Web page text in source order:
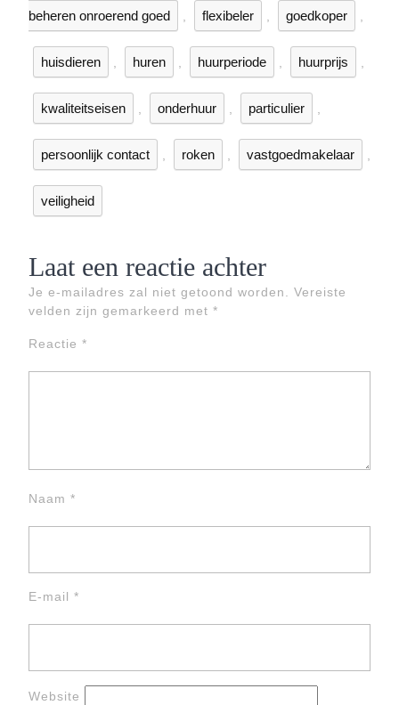
beheren onroerend goed flexibeler goedkoper
huisdieren huren huurperiode huurprijs
kwaliteitseisen onderhuur particulier
persoonlijk contact roken vastgoedmakelaar
veiligheid
Laat een reactie achter
Je e-mailadres zal niet getoond worden.
Vereiste
velden zijn gemarkeerd met *
Reactie *
Naam *
E-mail *
Website